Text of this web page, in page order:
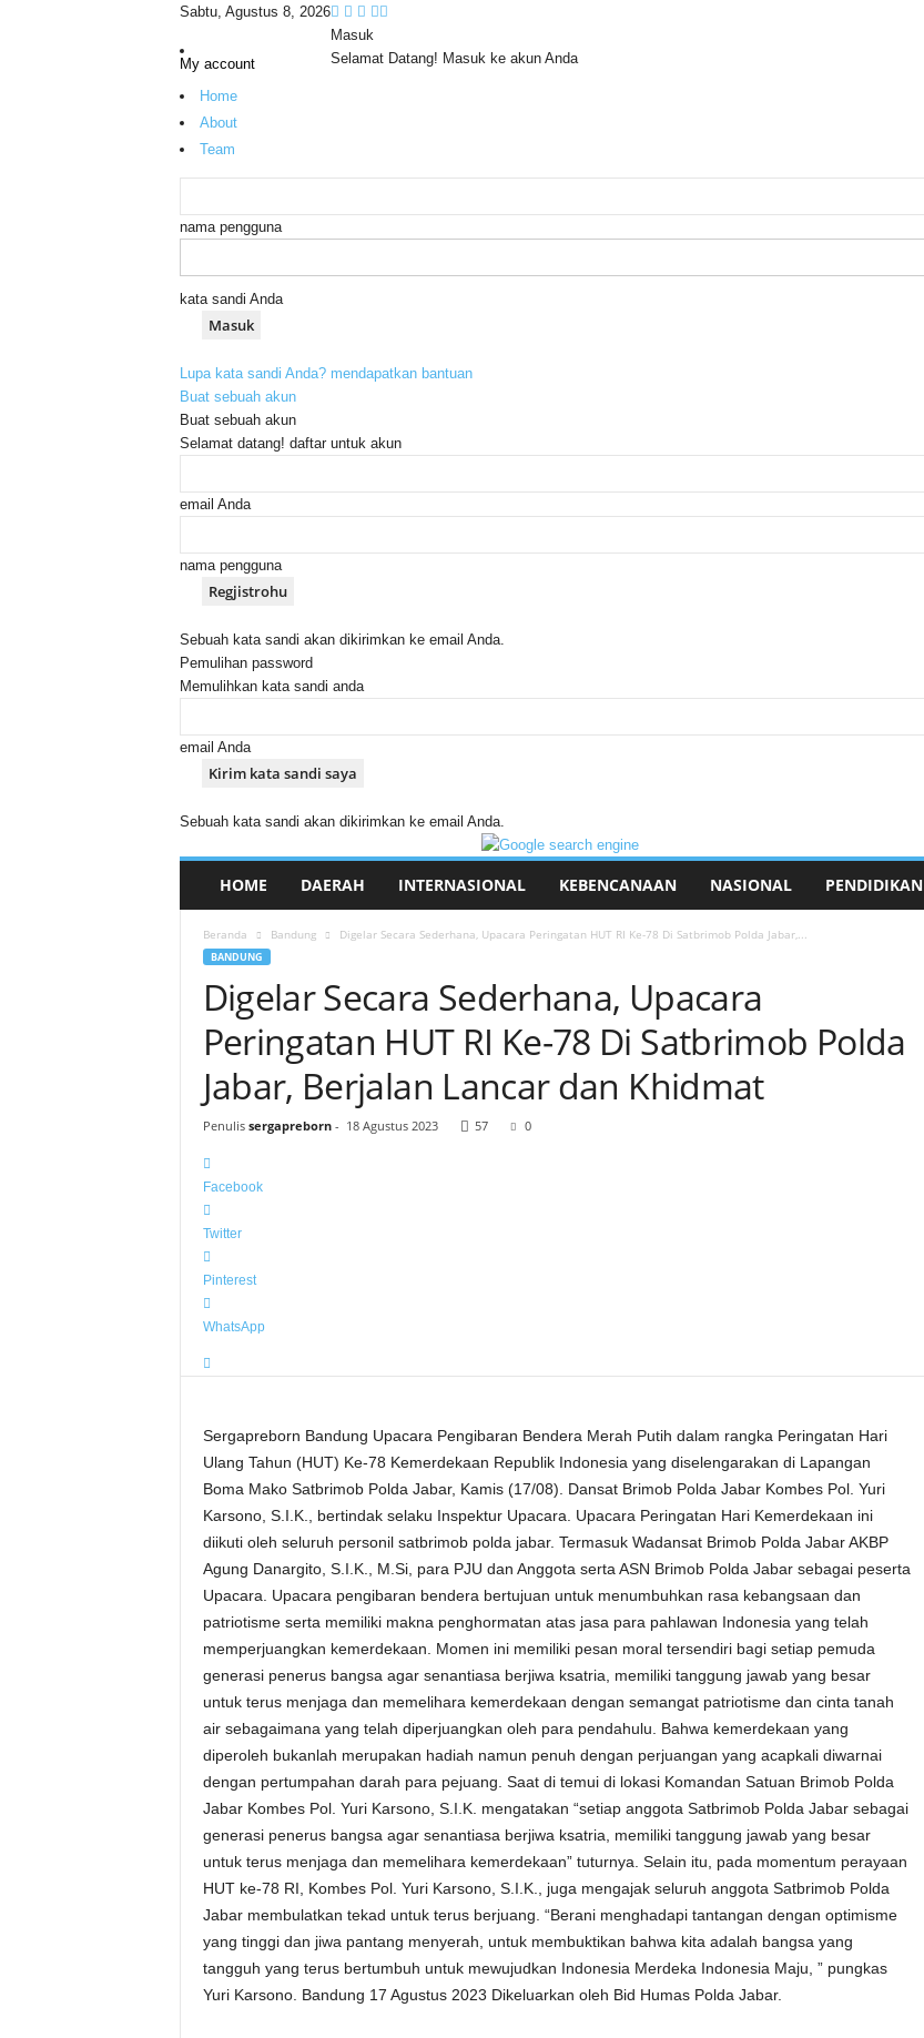
Sabtu, Agustus 8, 2026
My account
Home
About
Team
Masuk
Selamat Datang! Masuk ke akun Anda
nama pengguna
kata sandi Anda
Lupa kata sandi Anda? mendapatkan bantuan
Buat sebuah akun
Buat sebuah akun
Selamat datang! daftar untuk akun
email Anda
nama pengguna
Sebuah kata sandi akan dikirimkan ke email Anda.
Pemulihan password
Memulihkan kata sandi anda
email Anda
Sebuah kata sandi akan dikirimkan ke email Anda.
HOME DAERAH INTERNASIONAL KEBENCANAAN NASIONAL PENDIDIKAN
Beranda Bandung Digelar Secara Sederhana, Upacara Peringatan HUT RI Ke-78 Di Satbrimob Polda Jabar,...
BANDUNG
Digelar Secara Sederhana, Upacara
Peringatan HUT RI Ke-78 Di Satbrimob Polda
Jabar, Berjalan Lancar dan Khidmat
Penulis sergapreborn- 18 Agustus 2023 57 0
Facebook
Twitter
Pinterest
WhatsApp
Sergapreborn Bandung Upacara Pengibaran Bendera Merah Putih dalam rangka Peringatan Hari
Ulang Tahun (HUT) Ke-78 Kemerdekaan Republik Indonesia yang diselengarakan di Lapangan
Boma Mako Satbrimob Polda Jabar, Kamis (17/08). Dansat Brimob Polda Jabar Kombes Pol. Yuri
Karsono, S.I.K., bertindak selaku Inspektur Upacara. Upacara Peringatan Hari Kemerdekaan ini
diikuti oleh seluruh personil satbrimob polda jabar. Termasuk Wadansat Brimob Polda Jabar AKBP
Agung Danargito, S.I.K., M.Si, para PJU dan Anggota serta ASN Brimob Polda Jabar sebagai peserta
Upacara. Upacara pengibaran bendera bertujuan untuk menumbuhkan rasa kebangsaan dan
patriotisme serta memiliki makna penghormatan atas jasa para pahlawan Indonesia yang telah
memperjuangkan kemerdekaan. Momen ini memiliki pesan moral tersendiri bagi setiap pemuda
generasi penerus bangsa agar senantiasa berjiwa ksatria, memiliki tanggung jawab yang besar
untuk terus menjaga dan memelihara kemerdekaan dengan semangat patriotisme dan cinta tanah
air sebagaimana yang telah diperjuangkan oleh para pendahulu. Bahwa kemerdekaan yang
diperoleh bukanlah merupakan hadiah namun penuh dengan perjuangan yang acapkali diwarnai
dengan pertumpahan darah para pejuang. Saat di temui di lokasi Komandan Satuan Brimob Polda
Jabar Kombes Pol. Yuri Karsono, S.I.K. mengatakan “setiap anggota Satbrimob Polda Jabar sebagai
generasi penerus bangsa agar senantiasa berjiwa ksatria, memiliki tanggung jawab yang besar
untuk terus menjaga dan memelihara kemerdekaan” tuturnya. Selain itu, pada momentum perayaan
HUT ke-78 RI, Kombes Pol. Yuri Karsono, S.I.K., juga mengajak seluruh anggota Satbrimob Polda
Jabar membulatkan tekad untuk terus berjuang. “Berani menghadapi tantangan dengan optimisme
yang tinggi dan jiwa pantang menyerah, untuk membuktikan bahwa kita adalah bangsa yang
tangguh yang terus bertumbuh untuk mewujudkan Indonesia Merdeka Indonesia Maju, ” pungkas
Yuri Karsono. Bandung 17 Agustus 2023 Dikeluarkan oleh Bid Humas Polda Jabar.